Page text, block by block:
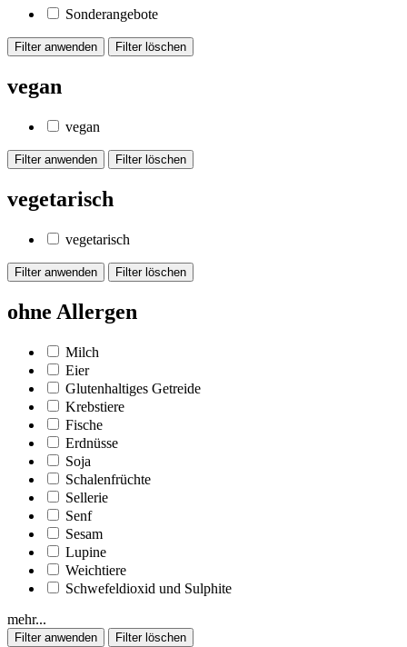
Sonderangebote
vegan
vegan
vegetarisch
vegetarisch
ohne Allergen
Milch
Eier
Glutenhaltiges Getreide
Krebstiere
Fische
Erdnüsse
Soja
Schalenfrüchte
Sellerie
Senf
Sesam
Lupine
Weichtiere
Schwefeldioxid und Sulphite
mehr...